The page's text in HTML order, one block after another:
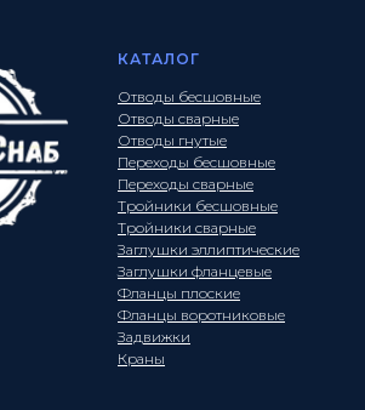
КАТАЛОГ
Отводы бесшовные
Отводы сварные
Отводы гнутые
Переходы бесшовные
Переходы сварные
Тройники бесшовные
Тройники сварные
Заглушки эллиптические
Заглушки фланцевые
Фланцы плоские
Фланцы воротниковые
Задвижки
Краны